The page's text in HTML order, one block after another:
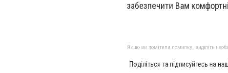
забезпечити Вам
Якщо ви помітили помилку, виділіть
Поділіться та підписуйтесь на